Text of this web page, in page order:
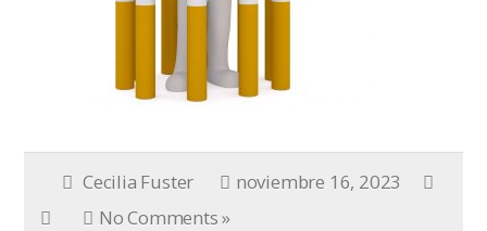
Cecilia Fuster
noviembre 16, 2023
No Comments »